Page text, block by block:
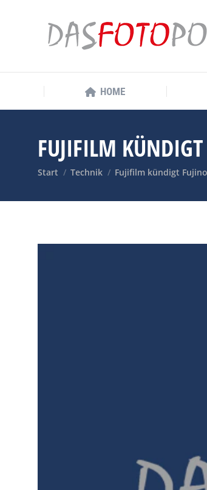
HOME
FUJIFILM
Sie befinden sich hier:
Start Technik Fujifilm kündigt
HOME